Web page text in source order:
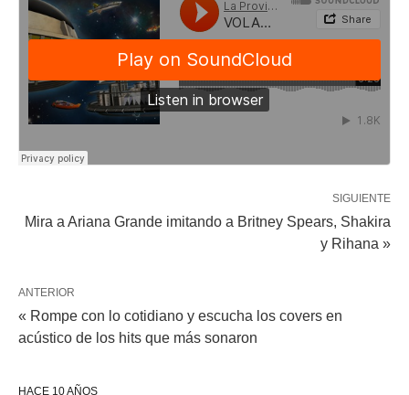
SIGUIENTE
Mira a Ariana Grande imitando a Britney Spears, Shakira
y Rihana »
ANTERIOR
« Rompe con lo cotidiano y escucha los covers en
acústico de los hits que más sonaron
HACE 10 AÑOS